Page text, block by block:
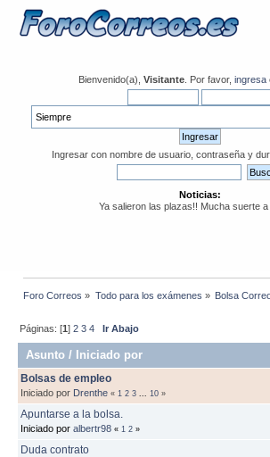
Bienvenido(a), Visitante. Por favor, ingresa
Ingresar con nombre de usuario, contraseña y
Noticias:
Ya salieron las plazas!! Mucha suerte a
Foro Correos » Todo para los exámenes » Bolsa
Páginas: [1]2 3 4 Ir Abajo
Asunto / Iniciado por
Bolsas de empleo
Iniciado por Drenthe « 1 2 3 10 »
Apuntarse a la bolsa.
Iniciado por albertr98 « 1 2 »
Duda contrato